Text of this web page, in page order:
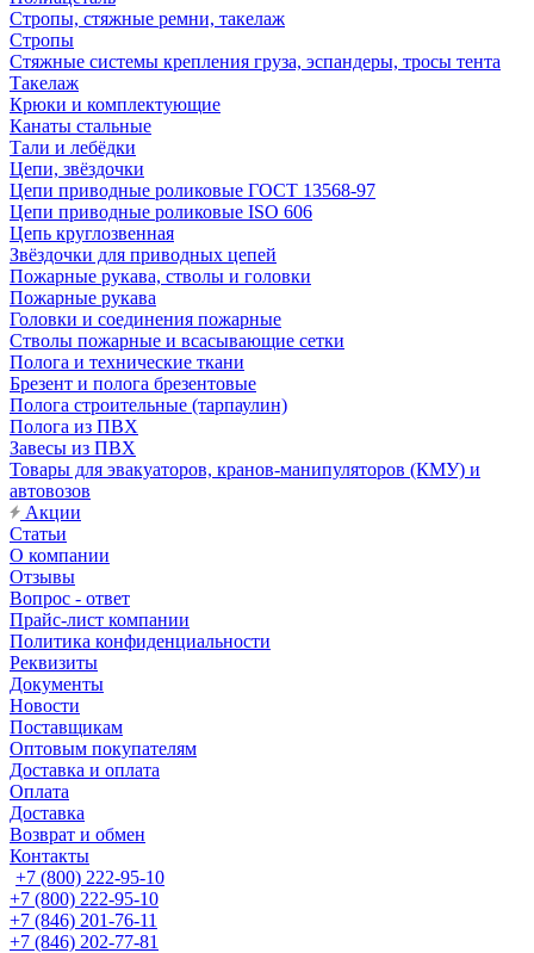
Стропы, стяжные ремни, такелаж
Стропы
Стяжные системы крепления груза, эспандеры, тросы тента
Такелаж
Крюки и комплектующие
Канаты стальные
Тали и лебёдки
Цепи, звёздочки
Цепи приводные роликовые ГОСТ 13568-97
Цепи приводные роликовые ISO 606
Цепь круглозвенная
Звёздочки для приводных цепей
Пожарные рукава, стволы и головки
Пожарные рукава
Головки и соединения пожарные
Стволы пожарные и всасывающие сетки
Полога и технические ткани
Брезент и полога брезентовые
Полога строительные (тарпаулин)
Полога из ПВХ
Завесы из ПВХ
Товары для эвакуаторов, кранов-манипуляторов (КМУ) и
автовозов
Акции
Статьи
О компании
Отзывы
Вопрос - ответ
Прайс-лист компании
Политика конфиденциальности
Реквизиты
Документы
Новости
Поставщикам
Оптовым покупателям
Доставка и оплата
Оплата
Доставка
Возврат и обмен
Контакты
+7 (800) 222-95-10
+7 (800) 222-95-10
+7 (846) 201-76-11
+7 (846) 202-77-81